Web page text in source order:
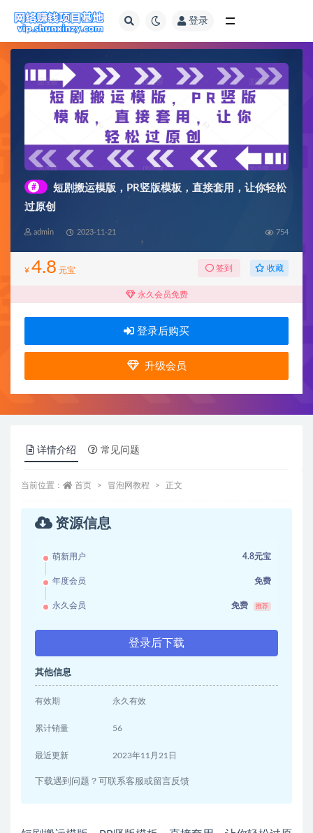
登录
#
短剧搬运模版，PR竖版模板，直接套用，让你轻松
过原创
admin 2023-11-21 754
¥ 4.8 元宝 签到 收藏
永久会员免费
登录后购买
升级会员
详情介绍 常见问题
当前位置： 首页 冒泡网教程 正文
资源信息
萌新用户 4.8元宝
年度会员 免费
永久会员 免费 推荐
登录后下载
其他信息
有效期 永久有效
累计销量 56
最近更新 2023年11月21日
下载遇到问题？可联系客服或留言反馈